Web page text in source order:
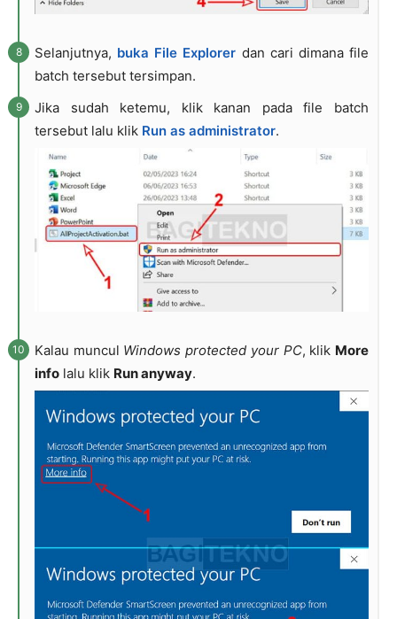
Selanjutnya, buka File Explorer dan cari dimana file
batch tersebut tersimpan.
Jika sudah ketemu, klik kanan pada file batch
tersebut lalu klik Run as administrator.
Kalau muncul Windows protected your PC, klik More
info lalu klik Run anyway.